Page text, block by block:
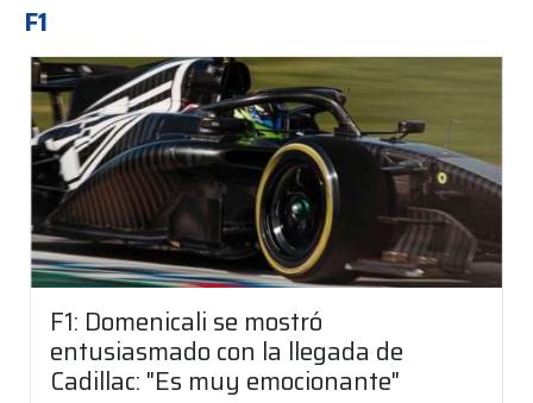
F1
F1: Domenicali se mostró
entusiasmado con la llegada de
Cadillac: "Es muy emocionante"